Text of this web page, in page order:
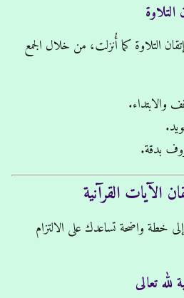
التلاوة كما أُنزلت، من خلال الجمع
والابتداء.
بدقة.
الآيات القرآنية
خطة واضحة تساعدك على الالتزام
تعالى